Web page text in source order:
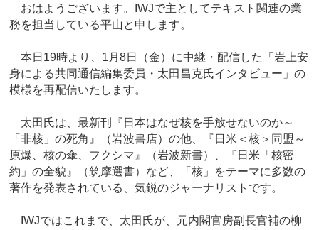
おはようございます。IWJで主としてテキスト関連の業
務を担当している平山と申します。
本日19時より、1月8日（金）に中継・配信した「岩上安
身による共同通信編集委員・太田昌克氏インタビュー」の
模様を再配信いたします。
太田氏は、最新刊『日本はなぜ核を手放せないのか～
「非核」の死角』（岩波書店）の他、『日米＜核＞同盟～
原爆、核の傘、フクシマ』（岩波新書）、『日米「核密
約」の全貌』（筑摩選書）など、「核」をテーマに多数の
著作を発表されている、気鋭のジャーナリストです。
IWJではこれまで、太田氏が、元内閣官房副長官補の柳